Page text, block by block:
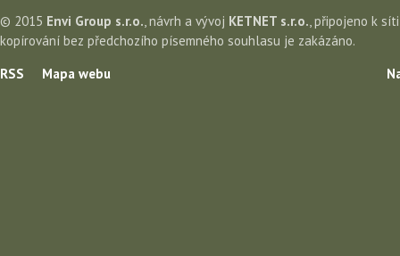
© 2015 Envi Group s.r.o., návrh a vývoj KETNET s.r.o., připojeno k
kopírování bez předchozího písemného souhlasu je zakázáno.
RSS
Mapa webu